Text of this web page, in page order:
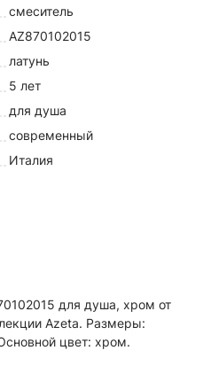
смеситель
AZ870102015
латунь
5 лет
для душа
современный
Италия
для душа, хром от
Azeta. Размеры:
цвет: хром.